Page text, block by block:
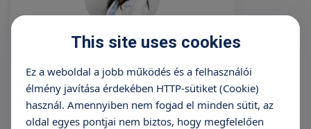
Dr. Eszter Szele PhD
occupational health
Appointment booking
This site uses cookies
Ez a weboldal a jobb működés és a felhasználói
élmény javítása érdekében HTTP-sütiket (Cookie)
használ. Amennyiben nem fogad el minden sütit, az
oldal egyes pontjai nem biztos, hogy megfelelően